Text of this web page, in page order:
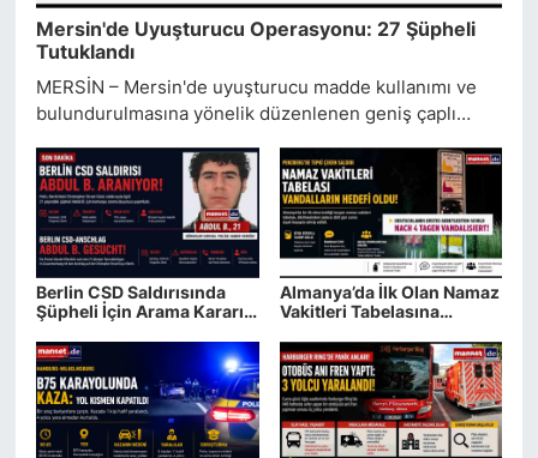
Mersin'de Uyuşturucu Operasyonu: 27 Şüpheli
Tutuklandı
MERSİN – Mersin'de uyuşturucu madde kullanımı ve
bulundurulmasına yönelik düzenlenen geniş çaplı
tutuklandı.
Berlin CSD Saldırısında
Şüpheli İçin Arama Kararı:
Almanya’da İlk Olan Namaz
Vakitleri Tabelasına
Siyah Boyayla Tahrip Edildi